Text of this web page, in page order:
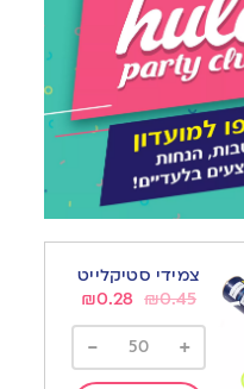
צמידי סטיקלייט
₪0.45
₪0.28
+
-